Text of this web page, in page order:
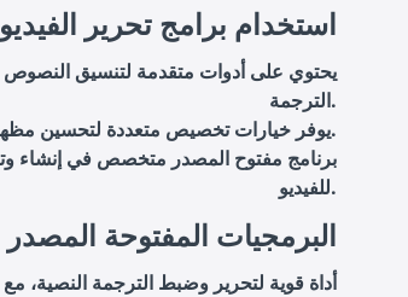
استخدام برامج تحرير الفيديو
الترجمة.
: يوفر خيارات تخصيص متعددة لتحسين مظهر النصوص.
للفيديو.
البرمجيات المفتوحة المصدر